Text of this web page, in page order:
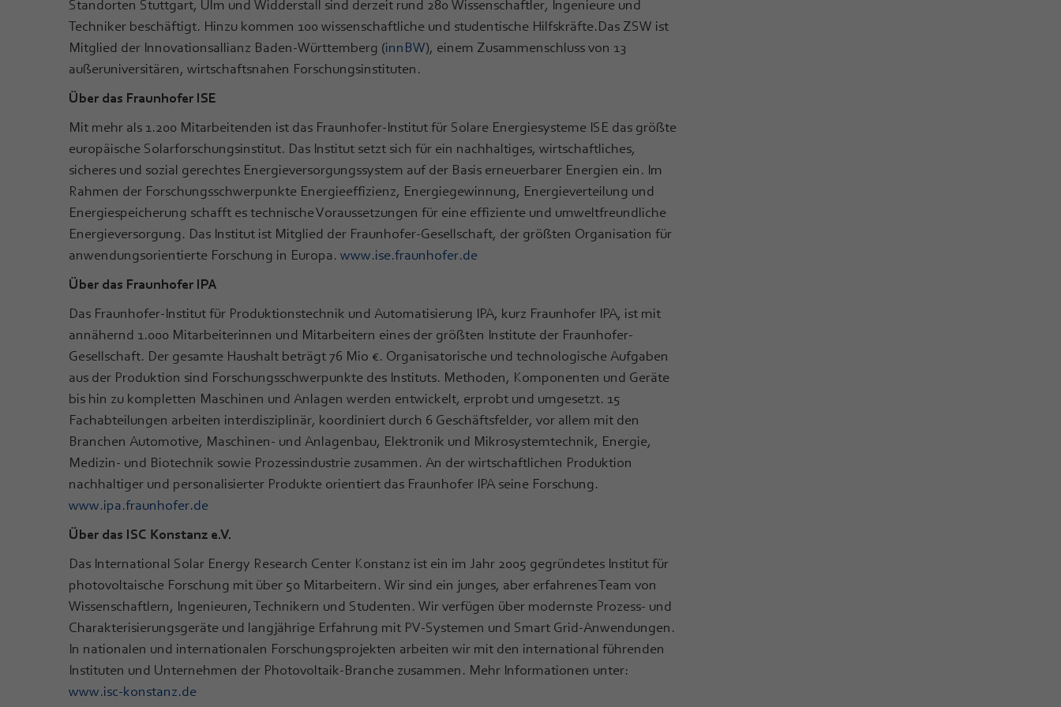
Standorten Stuttgart, Ulm und Widderstall sind derzeit rund 280 Wissenschaftler, Ingenieure und
Techniker beschäftigt. Hinzu kommen 100 wissenschaftliche und studentische Hilfskräfte.Das ZSW ist
Mitglied der Innovationsallianz Baden-Württemberg (innBW), einem Zusammenschluss von 13
außeruniversitären, wirtschaftsnahen Forschungsinstituten.
Über das Fraunhofer ISE
Mit mehr als 1.200 Mitarbeitenden ist das Fraunhofer-Institut für Solare Energiesysteme ISE das größte
europäische Solarforschungsinstitut. Das Institut setzt sich für ein nachhaltiges, wirtschaftliches,
sicheres und sozial gerechtes Energieversorgungssystem auf der Basis erneuerbarer Energien ein. Im
Rahmen der Forschungsschwerpunkte Energieeffizienz, Energiegewinnung, Energieverteilung und
Energiespeicherung schafft es technische Voraussetzungen für eine effiziente und umweltfreundliche
Energieversorgung. Das Institut ist Mitglied der Fraunhofer-Gesellschaft, der größten Organisation für
anwendungsorientierte Forschung in Europa. www.ise.fraunhofer.de
Über das Fraunhofer IPA
Das Fraunhofer-Institut für Produktionstechnik und Automatisierung IPA, kurz Fraunhofer IPA, ist mit
annähernd 1.000 Mitarbeiterinnen und Mitarbeitern eines der größten Institute der Fraunhofer-
Gesellschaft. Der gesamte Haushalt beträgt 76 Mio €. Organisatorische und technologische Aufgaben
aus der Produktion sind Forschungsschwerpunkte des Instituts. Methoden, Komponenten und Geräte
bis hin zu kompletten Maschinen und Anlagen werden entwickelt, erprobt und umgesetzt. 15
Fachabteilungen arbeiten interdisziplinär, koordiniert durch 6 Geschäftsfelder, vor allem mit den
Branchen Automotive, Maschinen- und Anlagenbau, Elektronik und Mikrosystemtechnik, Energie,
Medizin- und Biotechnik sowie Prozessindustrie zusammen. An der wirtschaftlichen Produktion
nachhaltiger und personalisierter Produkte orientiert das Fraunhofer IPA seine Forschung.
www.ipa.fraunhofer.de
Über das ISC Konstanz e.V.
Das International Solar Energy Research Center Konstanz ist ein im Jahr 2005 gegründetes Institut für
photovoltaische Forschung mit über 50 Mitarbeitern. Wir sind ein junges, aber erfahrenes Team von
Wissenschaftlern, Ingenieuren, Technikern und Studenten. Wir verfügen über modernste Prozess- und
Charakterisierungsgeräte und langjährige Erfahrung mit PV-Systemen und Smart Grid-Anwendungen.
In nationalen und internationalen Forschungsprojekten arbeiten wir mit den international führenden
Instituten und Unternehmen der Photovoltaik-Branche zusammen. Mehr Informationen unter:
www.isc-konstanz.de